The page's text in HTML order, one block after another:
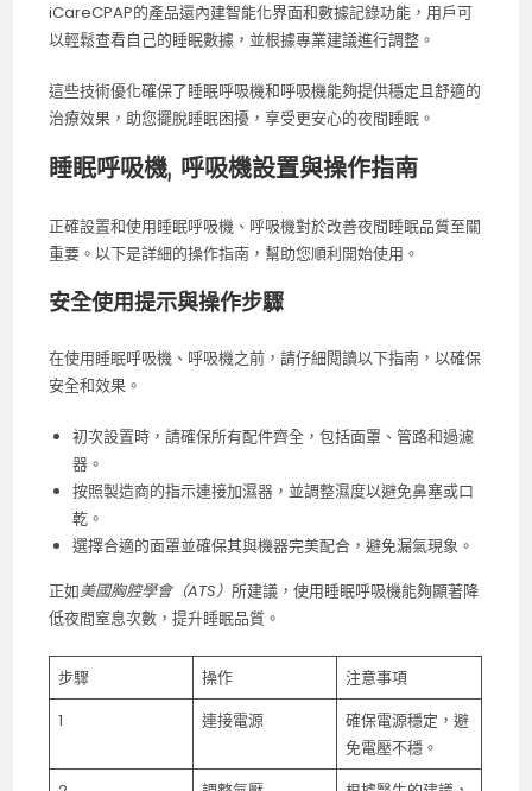
iCareCPAP的產品還內建智能化界面和數據記錄功能，用戶可
以輕鬆查看自己的睡眠數據，並根據專業建議進行調整。
這些技術優化確保了睡眠呼吸機和呼吸機能夠提供穩定且舒適的
治療效果，助您擺脫睡眠困擾，享受更安心的夜間睡眠。
睡眠呼吸機, 呼吸機設置與操作指南
正確設置和使用睡眠呼吸機、呼吸機對於改善夜間睡眠品質至關
重要。以下是詳細的操作指南，幫助您順利開始使用。
安全使用提示與操作步驟
在使用睡眠呼吸機、呼吸機之前，請仔細閱讀以下指南，以確保
安全和效果。
初次設置時，請確保所有配件齊全，包括面罩、管路和過濾
器。
按照製造商的指示連接加濕器，並調整濕度以避免鼻塞或口
乾。
選擇合適的面罩並確保其與機器完美配合，避免漏氣現象。
正如美國胸腔學會（ATS）所建議，使用睡眠呼吸機能夠顯著降
低夜間窒息次數，提升睡眠品質。
步驟 操作
注意事項
1
連接電源
確保電源穩定，避
免電壓不穩。